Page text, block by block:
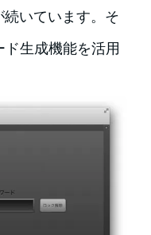
いています。そ
生成機能を活用